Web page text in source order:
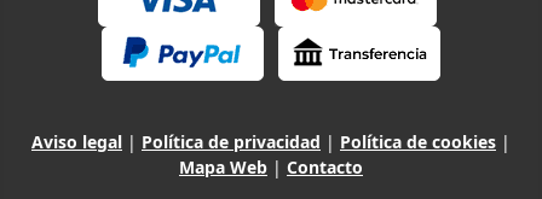
Aviso legal | Política de privacidad | Política de cookies |
Mapa Web | Contacto